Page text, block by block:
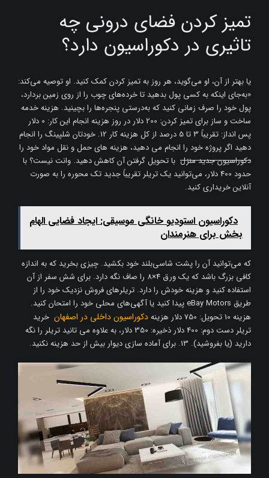
تمیز کردن فضای درونی چه
تاثیری در دکوراسیون دارد؟
یا بهتر از آن، او می‌گوید، هر روز به تمیز کردن کمک کنید. او توصیه می‌کند:
«به‌جای اینکه به کسی پول بدهید تا خرده‌های چوب را از روی زمین بردارد،
پول خود را صرف زمانی کنید که به‌درستی پنجره‌ها را بچینید. هزینه خدمه
ساخت و ساز برای تمیز کردن: 200 دلار در روز هزینه انجام این کار: 0 دلار
پس انداز: تقریباً 3 تا 5 درصد از کل هزینه کار 12. خودتان شلپینگ را انجام
دهید اگر پروژه خود را انجام می دهید، هزینه های حمل و نقل مواد خود را
دکوراسیون جدید منزل با تحویل گرفتن آن کاهش دهید. وانت نیست؟ با
حدود 400 دلار، می‌توانید یک تریلر تقریباً جدید تک محوره را به صورت
آنلاین خریداری کنید.
دکوراسیون استودیو خانگی موسیقی: ایجاد فضایی الهام
بخش برای هنرمندان
که می‌توانید آن را پشت شاسی‌بلند خود بکشید. چیزی بخرید که به اندازه
کافی بزرگ باشد که یک ورق 4×8 را صاف نگه دارد. برای شش سفر از آن
استفاده کنید و هزینه خودش را دارد. تریلرهای فروش نزدیک خود را از
طریق eBay Motors پیدا کنید یا آگهی‌های محلی خود را امتحان کنید.
هزینه 10 تحویل: 750 دلار هزینه
دکوراسیون داخلی در اصفهان خرید
تریلر دست دوم: 400 دلار ذخیره: 350 دلار، به علاوه می تانید تریلر را نگه
دارید (یا بفروشید). 13. برای آماده سازی دیوار بیش از حد هزینه نکنید.